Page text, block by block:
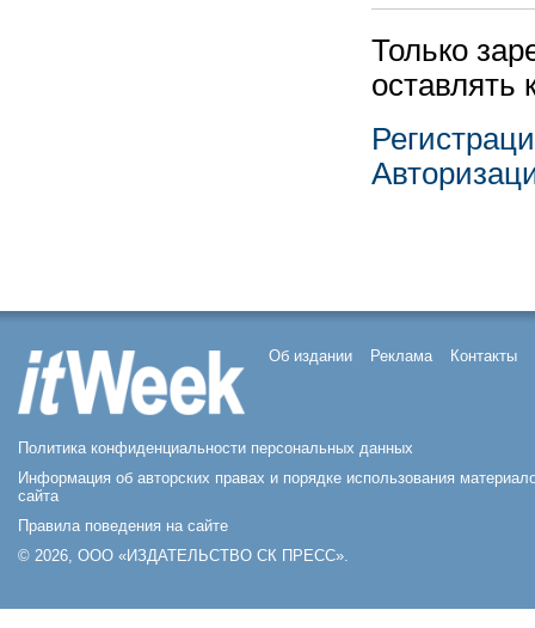
Только
оставлять
Об издании Реклама Контакты
Политика конфиденциальности персональных данных
Информация об авторских правах и порядке использования
сайта
Правила поведения на сайте
© 2026, ООО «ИЗДАТЕЛЬСТВО СК ПРЕСС».